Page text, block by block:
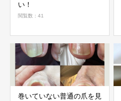
い！
閲覧数：41
巻いていない普通の爪を見